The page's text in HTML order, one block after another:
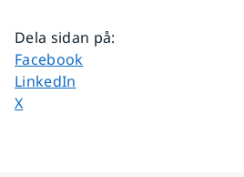
Dela sidan på:
Dela sidan på
Facebook
Dela sidan på
LinkedIn
Dela sidan på
X